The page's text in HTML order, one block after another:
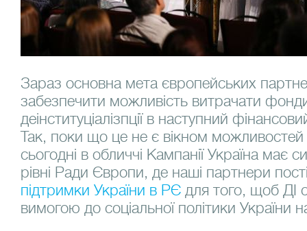
Зараз основна мета європейських
забезпечити можливість витрачати
деінституціалізпції в наступний
Так, поки що це не є вікном
сьогодні в обличчі Кампанії Україна має
рівні Ради Європи, де наші партнери
підтримки України в РЄдля того, щоб ДІ
вимогою до соціальної політики України